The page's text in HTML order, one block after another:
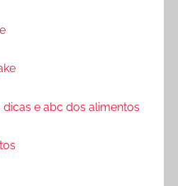
dicas e abc dos alimentos